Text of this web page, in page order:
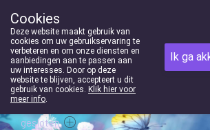
089/352369
gesloten
Cookies
Deze website maakt gebruik van
cookies om uw gebruikservaring te
verbeteren en om onze diensten en
aanbiedingen aan te passen aan
uw interesses. Door op deze
website te blijven, accepteert u dit
gebruik van cookies. Klik hier voor
meer info.
Ik ga